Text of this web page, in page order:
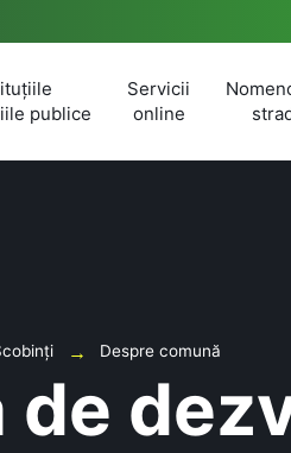
publice
Servicii
online
Despre comună
de